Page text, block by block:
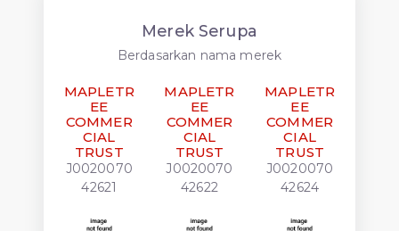
Merek Serupa
Berdasarkan nama merek
MAPLETR
EE
COMMER
CIAL
TRUST
J0020070
42621
MAPLETR
EE
COMMER
CIAL
TRUST
J0020070
42622
MAPLETR
EE
COMMER
CIAL
TRUST
J0020070
42624